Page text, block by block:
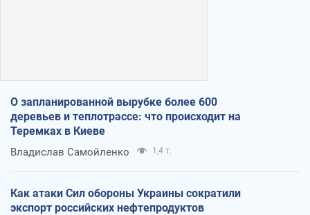
О запланированной вырубке более 600
деревьев и теплотрассе: что происходит на
Теремках в Киеве
Владислав Самойленко 1,4 т.
Как атаки Сил обороны Украины сократили
экспорт российских нефтепродуктов